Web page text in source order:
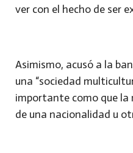
ver con el hecho de ser
Asimismo, acusó a la
una “sociedad
importante como que la
de una nacionalidad u